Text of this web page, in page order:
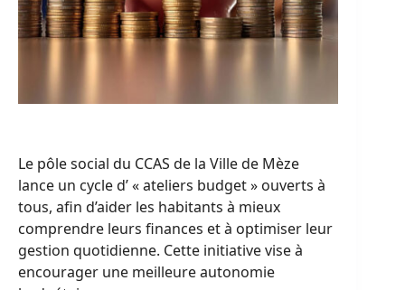
Le pôle social du CCAS de la Ville de Mèze
lance un cycle d’ « ateliers budget » ouverts à
tous, afin d’aider les habitants à mieux
comprendre leurs finances et à optimiser leur
gestion quotidienne. Cette initiative vise à
encourager une meilleure autonomie